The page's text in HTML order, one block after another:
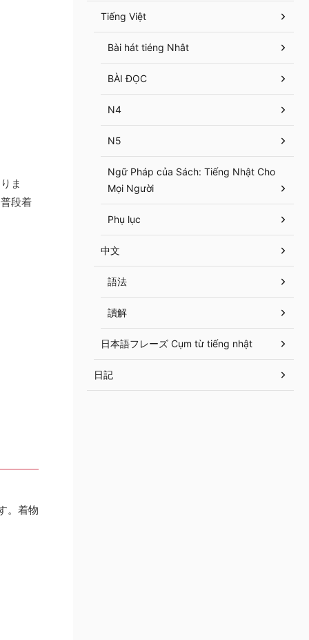
ま
段着
。着物
Tiếng Việt
Bài hát tiéng Nhât
BÀI ĐỌC
N4
N5
Ngữ Pháp của Sách: Tiếng Nhật Cho
Mọi Người
Phụ lục
中文
語法
讀解
日本語フレーズ Cụm từ tiếng nhật
日記